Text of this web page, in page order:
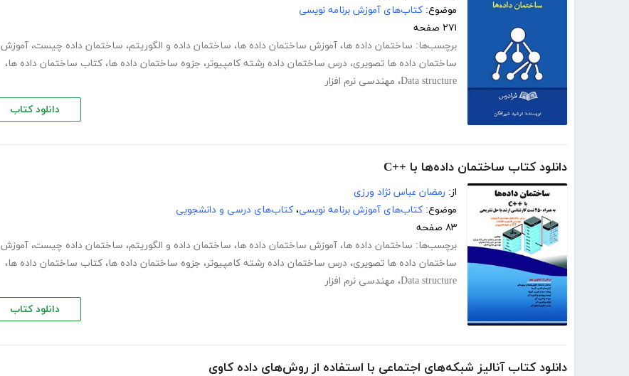
موضوع: کتاب‌های آموزش برنامه نویسی
۲۷۱ صفحه
برچسب‌ها: ساختمان داده ها، آموزش ساختمان داده ها، ساختمان داده و الگوریتم، ساختمان داده چیست، آموزش
ساختمان داده ها تصویری، درس ساختمان داده رشته کامپیوتر، جزوه ساختمان داده ها، کتاب ساختمان داده ها،
Data structure، مهندسی نرم افزار
دانلود کتاب
دانلود کتاب ساختمان داده‌ها با ++C
از: رمضان عباس نژاد ورزی
موضوع: کتاب‌های آموزش برنامه نویسی، کتاب‌های درسی و دانشجویی
۸۳ صفحه
برچسب‌ها: ساختمان داده ها، آموزش ساختمان داده ها، ساختمان داده و الگوریتم، ساختمان داده چیست، آموزش
ساختمان داده ها تصویری، درس ساختمان داده رشته کامپیوتر، جزوه ساختمان داده ها، کتاب ساختمان داده ها،
Data structure، مهندسی نرم افزار
دانلود کتاب
دانلود کتاب آنالیز شبکه‌های اجتماعی با استفاده از روش‌های داده کاوی